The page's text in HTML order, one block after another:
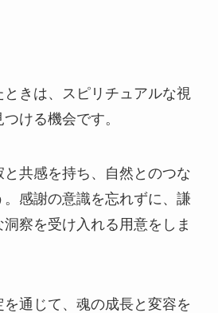
ときは、スピリチュアルな視
ける機会です。
共感を持ち、自然とのつな
感謝の意識を忘れずに、謙
察を受け入れる用意をしま
通じて、魂の成長と変容を